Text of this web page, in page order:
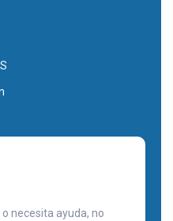
necesita ayuda, no